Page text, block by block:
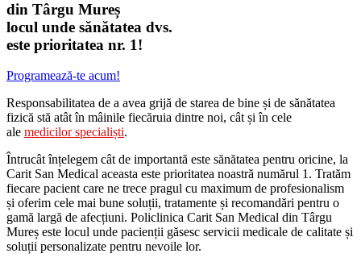
din Târgu Mureș
locul unde sănătatea dvs.
este prioritatea nr. 1!
Programează-te acum!
Responsabilitatea de a avea grijă de starea de bine și de sănătatea
fizică stă atât în mâinile fiecăruia dintre noi, cât și în cele
ale medicilor specialiști.
Întrucât înțelegem cât de importantă este sănătatea pentru oricine, la
Carit San Medical aceasta este prioritatea noastră numărul 1. Tratăm
fiecare pacient care ne trece pragul cu maximum de profesionalism
și oferim cele mai bune soluții, tratamente și recomandări pentru o
gamă largă de afecțiuni. Policlinica Carit San Medical din Târgu
Mureș este locul unde pacienții găsesc servicii medicale de calitate și
soluții personalizate pentru nevoile lor.